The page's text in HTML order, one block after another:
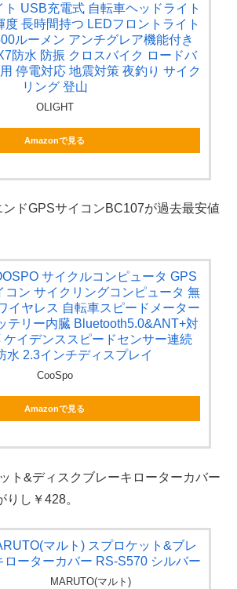
ト USB充電式 自転車ヘッドライト
度 長時間持つ LEDフロントライト
ルーメン アンチグレア機能付き
防水 防振 クロスバイク ロードバ
停電対応 地震対策 夜釣り サイク
リング 登山
OLIGHT
Amazonで見る
ドGPSサイコンBC107が過去最安値
サイクルコンピュータ GPS
コン サイクリングコンピュータ 無
イヤレス 自転車スピードメーター
テリー内臓 Bluetooth5.0&ANT+対
ケイデンススピードセンサー連続
水 2.3インチディスプレイ
CooSpo
Amazonで見る
ト&ディスクブレーキローターカバー
し￥428。
マルト) スプロケット&ブレ
ローターカバー RS-S570 シルバー
MARUTO(マルト)